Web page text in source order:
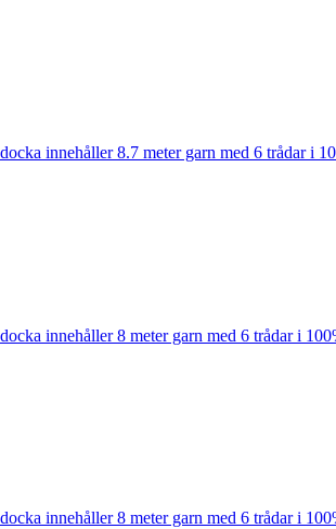
innehåller 8.7 meter garn med 6 trådar i
innehåller 8 meter garn med 6 trådar i
innehåller 8 meter garn med 6 trådar i